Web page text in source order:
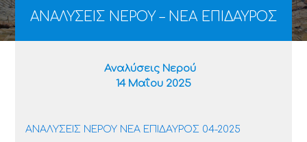
ΑΝΑΛΥΣΕΙΣ ΝΕΡΟΥ – ΝΕΑ ΕΠΙΔΑΥΡΟΣ
Αναλύσεις Νερού
14 Μαΐου 2025
ΑΝΑΛΥΣΕΙΣ ΝΕΡΟΥ ΝΕΑ ΕΠΙΔΑΥΡΟΣ 04-2025